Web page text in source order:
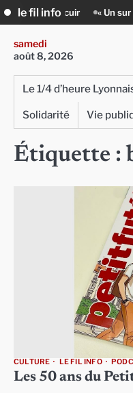
Skip
to
content
le fil info
« Un sur un million » :
samedi
août 8, 2026
Le 1/4 d’heure
Solidarité
Vie
Étiquette :
CULTURE LE FIL INFO
Les 50 ans du